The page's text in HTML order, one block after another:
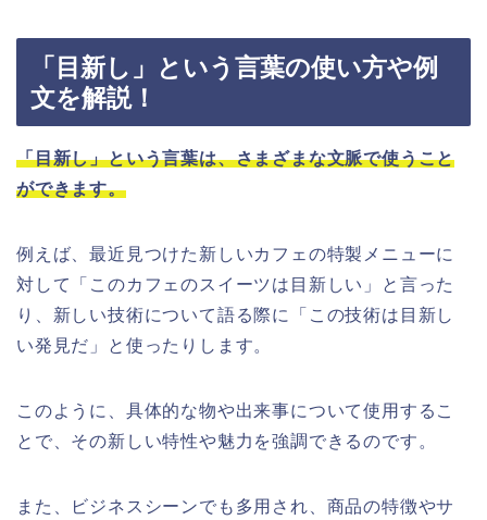
「目新し」という言葉の使い方や例
文を解説！
「目新し」という言葉は、さまざまな文脈で使うこと
ができます。
例えば、最近見つけた新しいカフェの特製メニューに
対して「このカフェのスイーツは目新しい」と言った
り、新しい技術について語る際に「この技術は目新し
い発見だ」と使ったりします。
このように、具体的な物や出来事について使用するこ
とで、その新しい特性や魅力を強調できるのです。
また、ビジネスシーンでも多用され、商品の特徴やサ